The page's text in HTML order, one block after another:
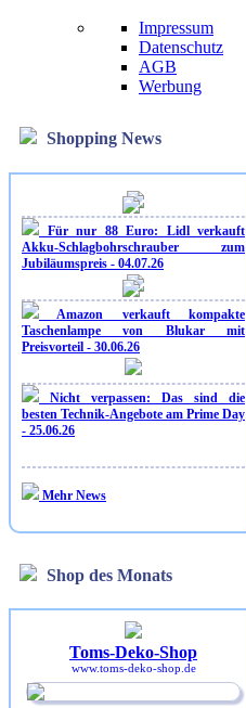
Impressum
Datenschutz
AGB
Werbung
Shopping News
Für nur 88 Euro: Lidl verkauft
Akku-Schlagbohrschrauber zum
Jubiläumspreis - 04.07.26
Amazon verkauft kompakte
Taschenlampe von Blukar mit
Preisvorteil - 30.06.26
Nicht verpassen: Das sind die
besten Technik-Angebote am Prime Day
- 25.06.26
Mehr News
Shop des Monats
Toms-Deko-Shop
www.toms-deko-shop.de